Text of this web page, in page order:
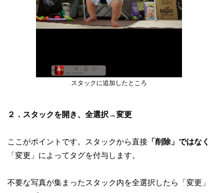
スタックに追加したところ
２．スタックを開き、全選択→変更
ここがポイントです。スタックから直接 「削除」ではなく
「変更」によってタグを付与します。
不要な写真が集まったスタック内を全選択したら「変更」